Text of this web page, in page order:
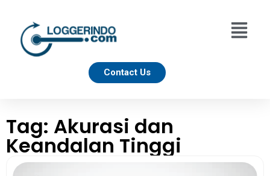
Contact Us
Tag: Akurasi dan
Keandalan Tinggi